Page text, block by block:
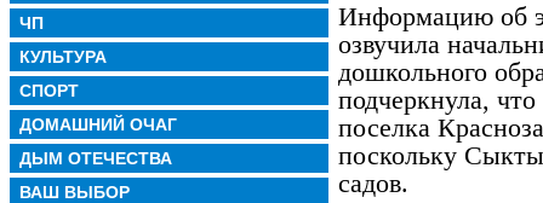
ЧП
КУЛЬТУРА
СПОРТ
ДОМАШНИЙ ОЧАГ
ДЫМ ОТЕЧЕСТВА
ВАШ ВЫБОР
Информацию об
озвучила
дошкольного
подчеркнула,
поселка
поскольку
садов.